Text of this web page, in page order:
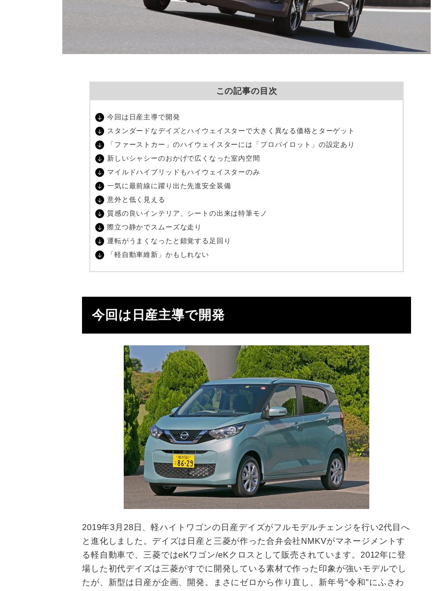
この記事の目次
今回は日産主導で開発
スタンダードなデイズとハイウェイスターで大きく異なる価格とターゲット
「ファーストカー」のハイウェイスターには「プロパイロット」の設定あり
新しいシャシーのおかげで広くなった室内空間
マイルドハイブリッドもハイウェイスターのみ
一気に最前線に躍り出た先進安全装備
意外と低く見える
質感の良いインテリア、シートの出来は特筆モノ
際立つ静かでスムーズな走り
運転がうまくなったと錯覚する足回り
「軽自動車維新」かもしれない
今回は日産主導で開発
2019年3月28日、軽ハイトワゴンの日産デイズがフルモデルチェンジを行い2代目へ
と進化しました。デイズは日産と三菱が作った合弁会社NMKVがマネージメントす
る軽自動車で、三菱ではeKワゴン/eKクロスとして販売されています。2012年に登
場した初代デイズは三菱がすでに開発している素材で作った印象が強いモデルでし
たが、新型は日産が企画、開発。まさにゼロから作り直し、新年号“令和”にふさわ